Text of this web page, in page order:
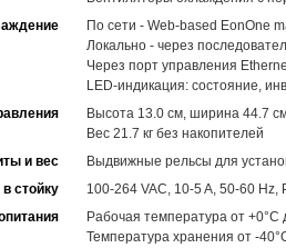
По сети - Web-based EonOne
Локально - через
Через порт управления
LED-индикация: состояние,
Высота 13.0 см, ширина 44.7
Вес 21.7 кг без накопителей
и вес
Выдвижные рельсы для
в стойку
100-264 VAC, 10-5 A, 50-60 Hz,
Рабочая температура от +0°C
Температура хранения от -